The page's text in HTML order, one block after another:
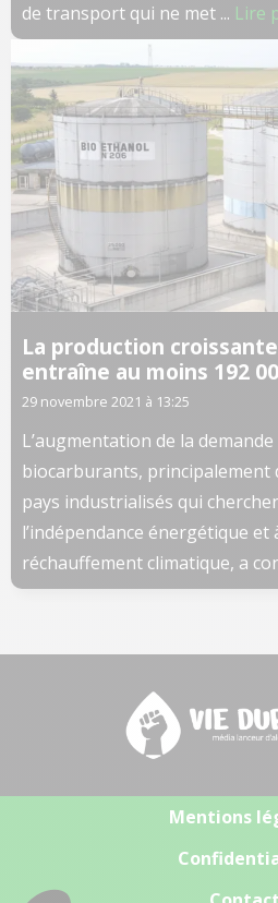
de transport qui ne met ... Lire
La production
entraîne au moins 192
29 novembre 2021 à 13:25
L’augmentation de la
biocarburants, principalement
pays industrialisés qui
l’indépendance énergétique et
réchauffement climatique, a
Mentions